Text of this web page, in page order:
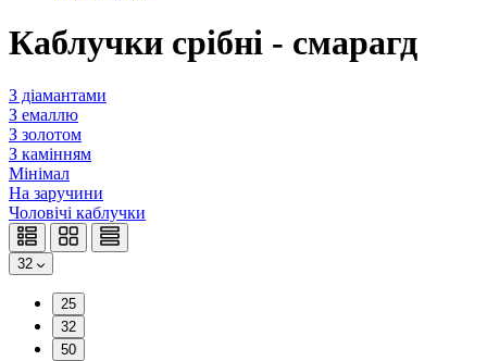
Каблучки срібні - смарагд
З діамантами
З емаллю
З золотом
З камінням
Мінімал
На заручини
Чоловічі каблучки
32
25
32
50